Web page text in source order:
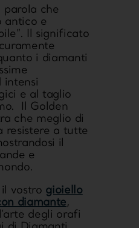
parola che
antico e
. Il significato
i diamanti
intensi
e al taglio
Il Golden
che meglio di
resistere a tutte
il
e
vostro gioiello
diamante,
degli orafi